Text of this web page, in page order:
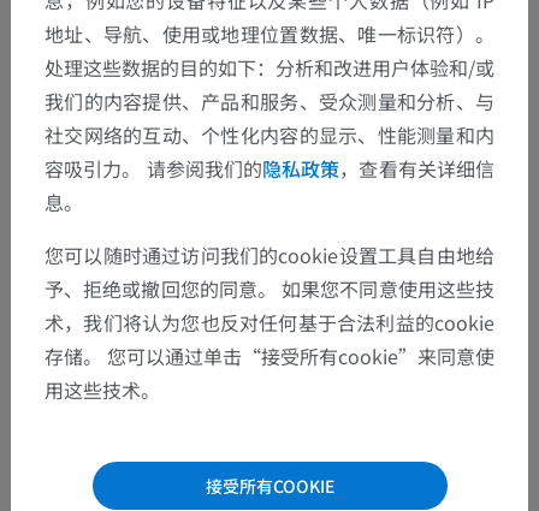
地址、导航、使用或地理位置数据、唯一标识符）。
处理这些数据的目的如下：分析和改进用户体验和/或
我们的内容提供、产品和服务、受众测量和分析、与
社交网络的互动、个性化内容的显示、性能测量和内
容吸引力。 请参阅我们的隐私政策，查看有关详细信
息。
您可以随时通过访问我们的cookie设置工具自由地给
予、拒绝或撤回您的同意。 如果您不同意使用这些技
术，我们将认为您也反对任何基于合法利益的cookie
存储。 您可以通过单击“接受所有cookie”来同意使
用这些技术。
接受所有COOKIE